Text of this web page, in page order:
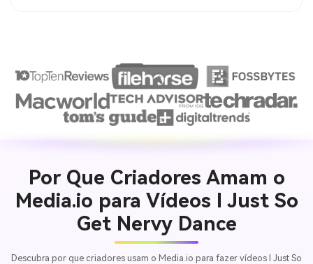
Por Que Criadores Amam o
Media.io para Vídeos I Just So
Get Nervy Dance
Descubra por que criadores usam o Media.io para fazer vídeos I Just So